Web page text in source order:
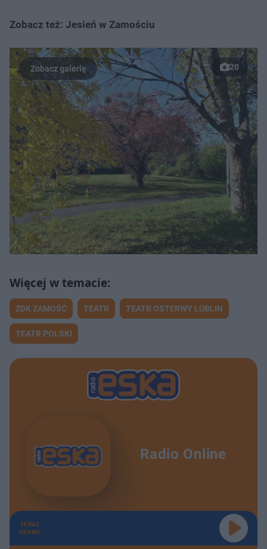
Zobacz też: Jesień w Zamościu
20
ZDK ZAMOŚĆ TEATR TEATR OSTERWY LUBLIN
TEATR POLSKI
Radio Online
TERAZ
GRAMY